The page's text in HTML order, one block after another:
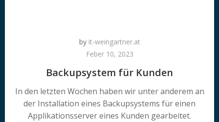
by it-weingartner.at
Feber 10, 2023
Backupsystem für Kunden
In den letzten Wochen haben wir unter anderem an
der Installation eines Backupsystems für einen
Applikationsserver eines Kunden gearbeitet.